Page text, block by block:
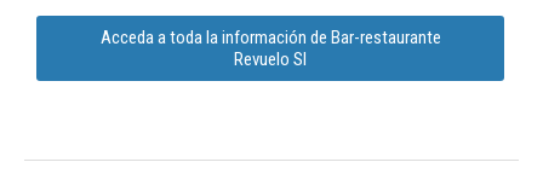
Acceda a toda la información de Bar-restaurante
Revuelo Sl